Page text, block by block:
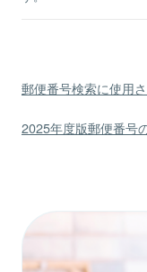
郵便番号検索に使用
2025年度版郵便番号